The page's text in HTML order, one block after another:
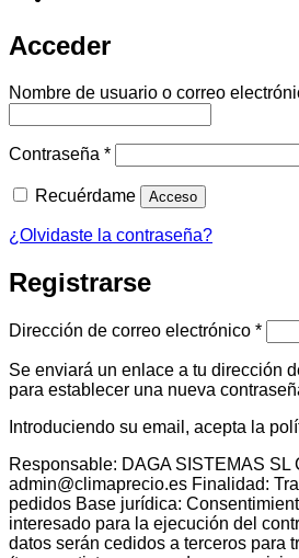
Acceder
Nombre de usuario o correo
Contraseña *Obligatorio
Recuérdame Acceso
¿Olvidaste la contraseña?
Registrarse
Dirección de correo electrónico *
Se enviará un enlace a tu dirección
para establecer una nueva
Introduciendo su email, acepta la
Responsable: DAGA SISTEMAS SL
admin@climaprecio.es Finalidad:
pedidos Base jurídica:
interesado para la ejecución del
datos serán cedidos a terceros para